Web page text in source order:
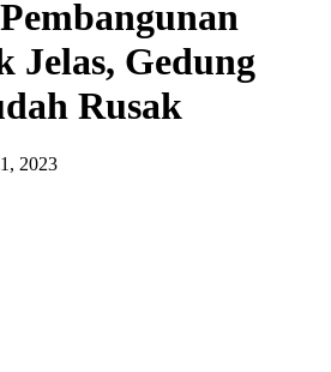
Jelas, Gedung
Rusak
2023